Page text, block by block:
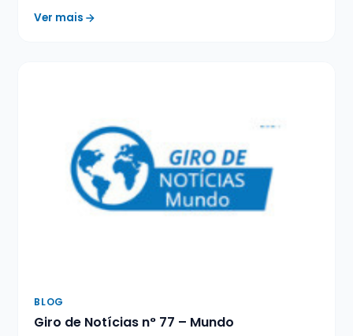
Ver mais
BLOG
Giro de Notícias n° 77 – Mundo